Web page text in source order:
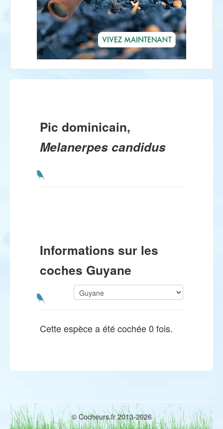
Pic dominicain,
Melanerpes candidus
Informations sur les
coches Guyane
Cette espèce a été cochée 0 fois.
© Cocheurs.fr 2013-2026